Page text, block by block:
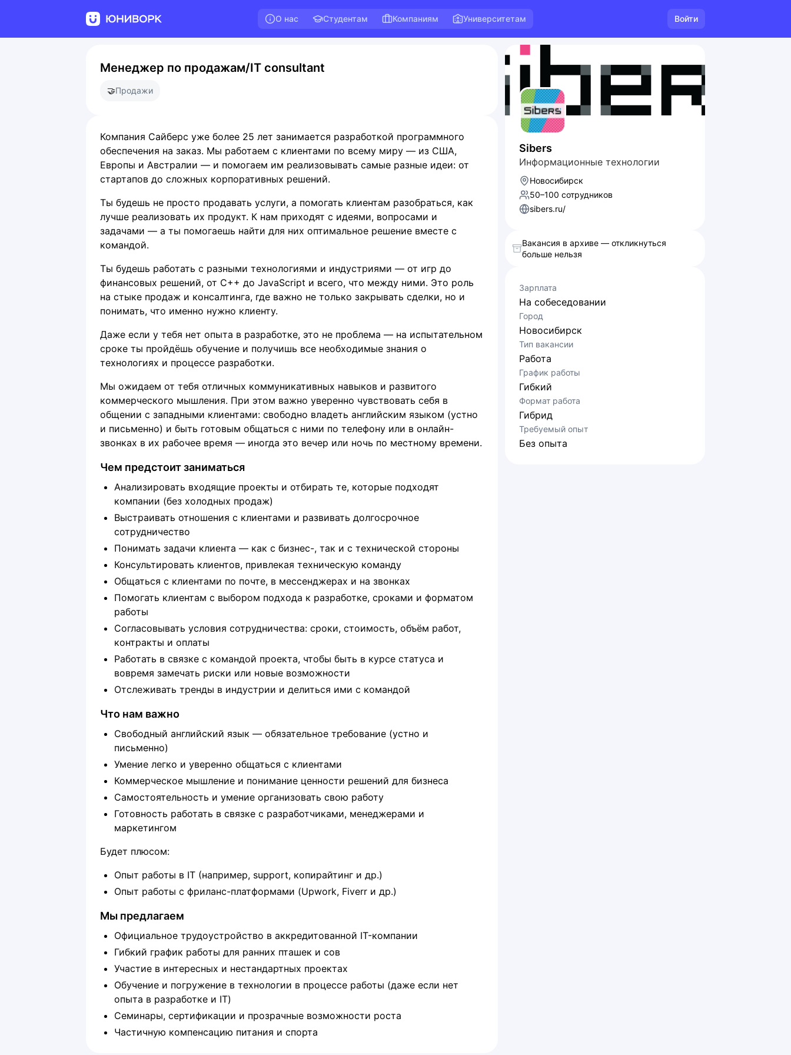
О нас Студентам Компаниям Университетам Войти
Менеджер по продажам/IT consultant
🤝Продажи
Компания Сайберс уже более 25 лет занимается разработкой программного
обеспечения на заказ. Мы работаем с клиентами по всему миру — из США,
Европы и Австралии — и помогаем им реализовывать самые разные идеи: от
стартапов до сложных корпоративных решений.
Ты будешь не просто продавать услуги, а помогать клиентам разобраться, как
лучше реализовать их продукт. К нам приходят с идеями, вопросами и
задачами — а ты помогаешь найти для них оптимальное решение вместе с
командой.
Ты будешь работать с разными технологиями и индустриями — от игр до
финансовых решений, от C++ до JavaScript и всего, что между ними. Это роль
на стыке продаж и консалтинга, где важно не только закрывать сделки, но и
понимать, что именно нужно клиенту.
Даже если у тебя нет опыта в разработке, это не проблема — на испытательном
сроке ты пройдёшь обучение и получишь все необходимые знания о
технологиях и процессе разработки.
Мы ожидаем от тебя отличных коммуникативных навыков и развитого
коммерческого мышления. При этом важно уверенно чувствовать себя в
общении с западными клиентами: свободно владеть английским языком (устно
и письменно) и быть готовым общаться с ними по телефону или в онлайн-
звонках в их рабочее время — иногда это вечер или ночь по местному времени.
Чем предстоит заниматься
Анализировать входящие проекты и отбирать те, которые подходят
компании (без холодных продаж)
Выстраивать отношения с клиентами и развивать долгосрочное
сотрудничество
Понимать задачи клиента — как с бизнес-, так и с технической стороны
Консультировать клиентов, привлекая техническую команду
Общаться с клиентами по почте, в мессенджерах и на звонках
Помогать клиентам с выбором подхода к разработке, сроками и форматом
работы
Согласовывать условия сотрудничества: сроки, стоимость, объём работ,
контракты и оплаты
Работать в связке с командой проекта, чтобы быть в курсе статуса и
вовремя замечать риски или новые возможности
Отслеживать тренды в индустрии и делиться ими с командой
Что нам важно
Свободный английский язык — обязательное требование (устно и
письменно)
Умение легко и уверенно общаться с клиентами
Коммерческое мышление и понимание ценности решений для бизнеса
Самостоятельность и умение организовать свою работу
Готовность работать в связке с разработчиками, менеджерами и
маркетингом
Будет плюсом:
Опыт работы в IT (например, support, копирайтинг и др.)
Опыт работы с фриланс-платформами (Upwork, Fiverr и др.)
Мы предлагаем
Официальное трудоустройство в аккредитованной IT-компании
Гибкий график работы для ранних пташек и сов
Участие в интересных и нестандартных проектах
Обучение и погружение в технологии в процессе работы (даже если нет
опыта в разработке и IT)
Семинары, сертификации и прозрачные возможности роста
Частичную компенсацию питания и спорта
Sibers
Информационные технологии
Новосибирск
50–100 сотрудников
sibers.ru/
Вакансия в архиве — откликнуться
больше нельзя
Зарплата
На собеседовании
Город
Новосибирск
Тип вакансии
Работа
График работы
Гибкий
Формат работа
Гибрид
Требуемый опыт
Без опыта